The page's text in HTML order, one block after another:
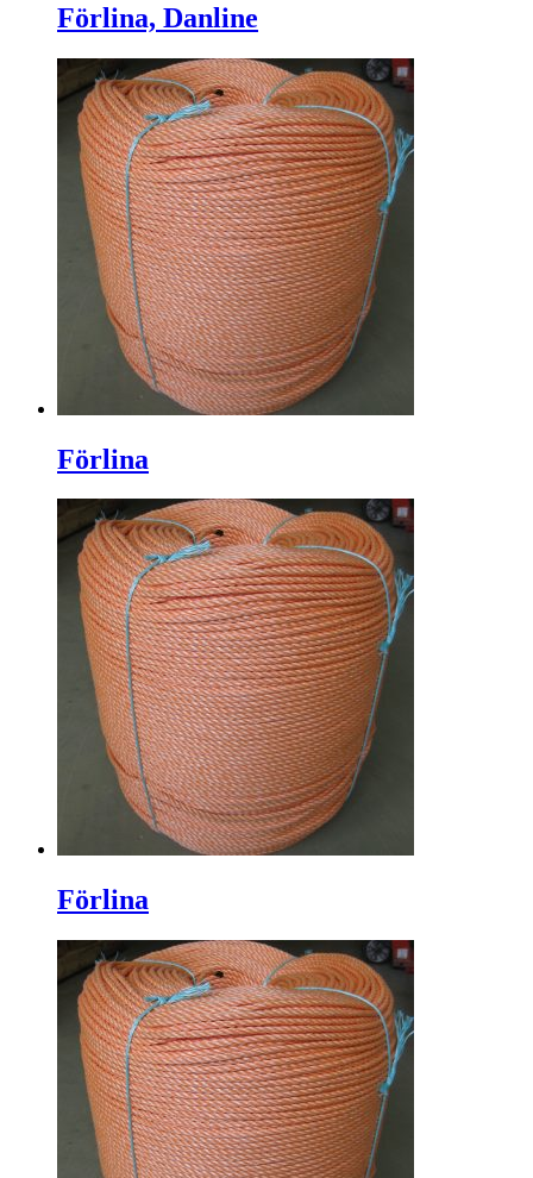
Förlina, Danline
Förlina
Förlina